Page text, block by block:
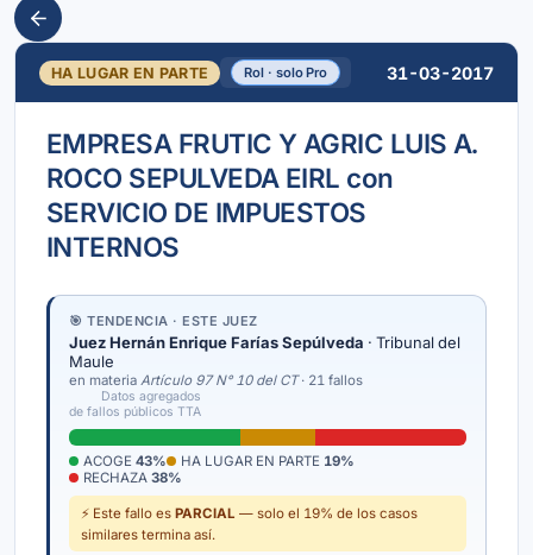
HA LUGAR EN PARTE Rol · solo Pro 31-03-2017
EMPRESA FRUTIC Y AGRIC LUIS A.
ROCO SEPULVEDA EIRL con
SERVICIO DE IMPUESTOS
INTERNOS
🎯 TENDENCIA · ESTE JUEZ
Juez Hernán Enrique Farías Sepúlveda · Tribunal del
Maule
en materia Artículo 97 N° 10 del CT· 21 fallos
Datos agregados
de fallos públicos TTA
ACOGE 43% HA LUGAR EN PARTE 19%
RECHAZA 38%
⚡ Este fallo es PARCIAL — solo el 19% de los casos
similares termina así.